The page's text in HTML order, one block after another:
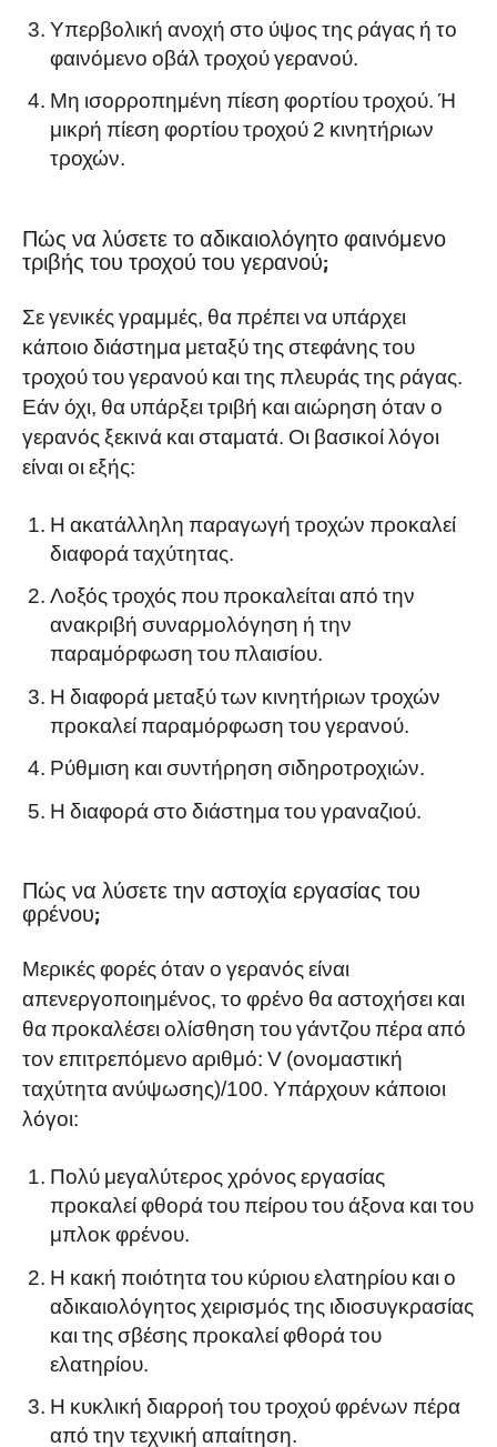
Υπερβολική ανοχή στο ύψος της ράγας ή το
φαινόμενο οβάλ τροχού γερανού.
Μη ισορροπημένη πίεση φορτίου τροχού. Ή
μικρή πίεση φορτίου τροχού 2 κινητήριων
τροχών.
Πώς να λύσετε το αδικαιολόγητο φαινόμενο
τριβής του τροχού του γερανού;
Σε γενικές γραμμές, θα πρέπει να υπάρχει
κάποιο διάστημα μεταξύ της στεφάνης του
τροχού του γερανού και της πλευράς της ράγας.
Εάν όχι, θα υπάρξει τριβή και αιώρηση όταν ο
γερανός ξεκινά και σταματά. Οι βασικοί λόγοι
είναι οι εξής:
Η ακατάλληλη παραγωγή τροχών προκαλεί
διαφορά ταχύτητας.
Λοξός τροχός που προκαλείται από την
ανακριβή συναρμολόγηση ή την
παραμόρφωση του πλαισίου.
Η διαφορά μεταξύ των κινητήριων τροχών
προκαλεί παραμόρφωση του γερανού.
Ρύθμιση και συντήρηση σιδηροτροχιών.
Η διαφορά στο διάστημα του γραναζιού.
Πώς να λύσετε την αστοχία εργασίας του
φρένου;
Μερικές φορές όταν ο γερανός είναι
απενεργοποιημένος, το φρένο θα αστοχήσει και
θα προκαλέσει ολίσθηση του γάντζου πέρα από
τον επιτρεπόμενο αριθμό: V (ονομαστική
ταχύτητα ανύψωσης)/100. Υπάρχουν κάποιοι
λόγοι:
Πολύ μεγαλύτερος χρόνος εργασίας
προκαλεί φθορά του πείρου του άξονα και του
μπλοκ φρένου.
Η κακή ποιότητα του κύριου ελατηρίου και ο
αδικαιολόγητος χειρισμός της ιδιοσυγκρασίας
και της σβέσης προκαλεί φθορά του
ελατηρίου.
Η κυκλική διαρροή του τροχού φρένων πέρα
από την τεχνική απαίτηση.